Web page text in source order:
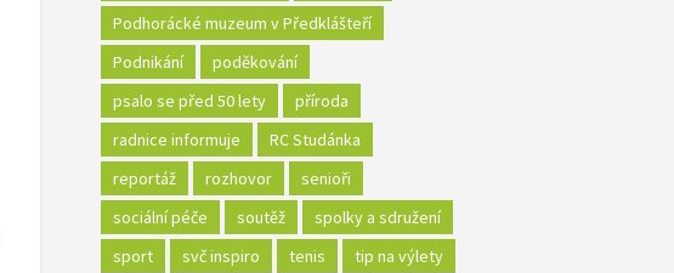
Podhorácké muzeum v Předklášteří
Podnikání
poděkování
psalo se před 50 lety
příroda
radnice informuje
RC Studánka
reportáž
rozhovor
senioři
sociální péče
soutěž
spolky a sdružení
sport
svč inspiro tenis
tip na výlety